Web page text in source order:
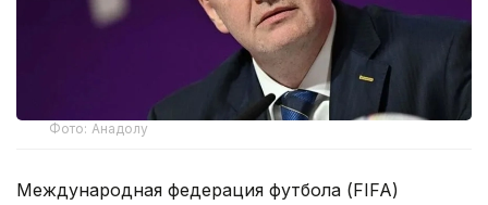
Фото: Анадолу
Международная федерация футбола (FIFA)